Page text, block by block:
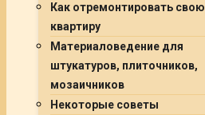
Как отремонтировать свою
квартиру
Материаловедение для
штукатуров, плиточников,
мозаичников
Некоторые советы